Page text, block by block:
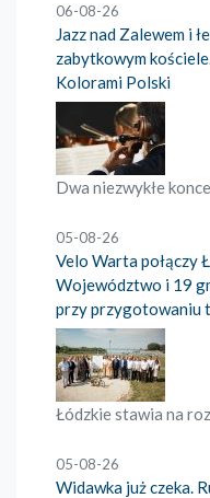
06-08-26
Jazz nad Zalewem i
zabytkowym
Kolorami Polski
Dwa niezwykłe
05-08-26
Velo Warta połączy
Województwo i 19
przy przygotowaniu
Łódzkie stawia na
05-08-26
Widawka już czeka.